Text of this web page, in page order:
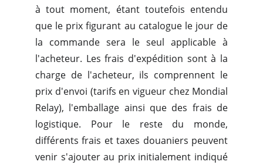
à tout moment, étant toutefois entendu
que le prix figurant au catalogue le jour de
la commande sera le seul applicable à
l'acheteur. Les frais d'expédition sont à la
charge de l'acheteur, ils comprennent le
prix d'envoi (tarifs en vigueur chez Mondial
Relay), l'emballage ainsi que des frais de
logistique. Pour le reste du monde,
différents frais et taxes douaniers peuvent
venir s'ajouter au prix initialement indiqué